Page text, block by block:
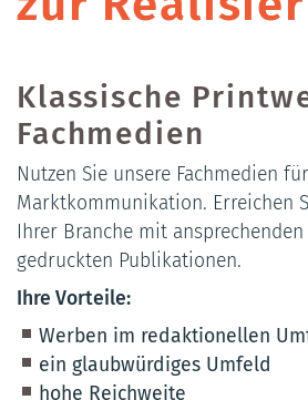
Klassische
Fachmedien
Nutzen Sie unsere Fachmedien
Marktkommunikation. Erreichen
Ihrer Branche mit ansprechenden
gedruckten Publikationen.
Ihre Vorteile:
Werben im redaktionellen
ein glaubwürdiges Umfeld
hohe Reichweite